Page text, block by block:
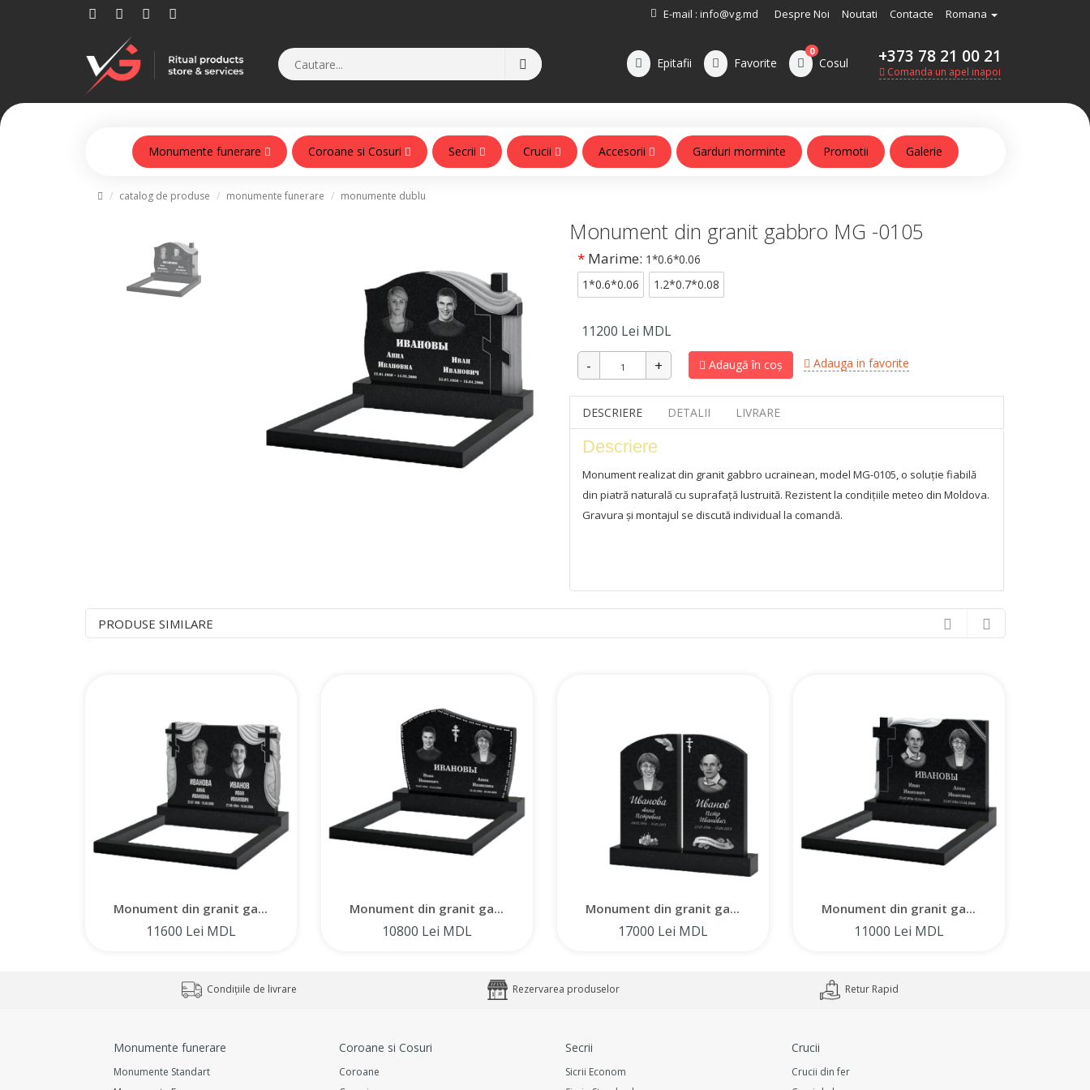
E-mail : info@vg.md Despre Noi Noutati Contacte Romana
Epitafii Favorite Cosul
0 +373 78 21 00 21
Comanda un apel inapoi
Monumente funerare Coroane si Cosuri Secrii Crucii Accesorii Garduri morminte Promotii Galerie
catalog de produse monumente funerare monumente dublu
Monument din granit gabbro MG -0105
*Marime: 1*0.6*0.06
1*0.6*0.06
1.2*0.7*0.08
11200 Lei MDL
Adaugă în coș Adauga in favorite
DESCRIERE DETALII LIVRARE
Descriere
Monument realizat din granit gabbro ucrainean, model MG-0105, o soluție fiabilă
din piatră naturală cu suprafață lustruită. Rezistent la condițiile meteo din Moldova.
Gravura și montajul se discută individual la comandă.
PRODUSE SIMILARE
Monument din granit ga...
11600 Lei MDL
Monument din granit ga...
10800 Lei MDL
Monument din granit ga...
17000 Lei MDL
Monument din granit ga...
11000 Lei MDL
Condițiile de livrare Rezervarea produselor Retur Rapid
Monumente funerare
Monumente Standart
Coroane si Cosuri
Coroane
Secrii
Sicrii Econom
Crucii
Crucii din fer